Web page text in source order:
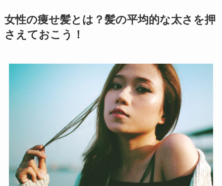
女性の痩せ髪とは？髪の平均的な太さを押
さえておこう！